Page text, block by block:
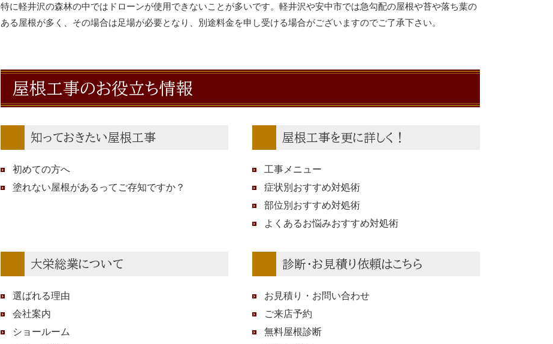
特に軽井沢の森林の中ではドローンが使用できないことが多いです。軽井沢や安中市では急勾配の屋根や苔や落ち葉の
ある屋根が多く、その場合は足場が必要となり、別途料金を申し受ける場合がございますのでご了承下さい。
屋根工事のお役立ち情報
知っておきたい屋根工事
初めての方へ
塗れない屋根があるってご存知ですか？
屋根工事を更に詳しく！
工事メニュー
症状別おすすめ対処術
部位別おすすめ対処術
よくあるお悩みおすすめ対処術
大栄総業について
選ばれる理由
会社案内
ショールーム
診断・お見積り依頼はこちら
お見積り・お問い合わせ
ご来店予約
無料屋根診断